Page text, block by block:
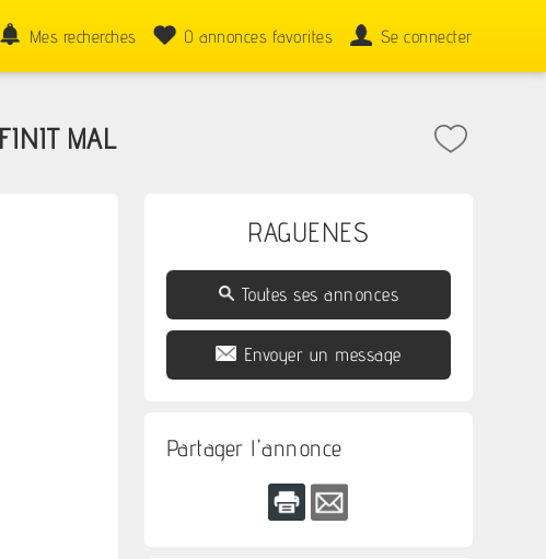
Mes recherches 0 annonces favorites Se connecter
MAL
RAGUENES
Toutes ses annonces
Envoyer un message
Partager l'annonce